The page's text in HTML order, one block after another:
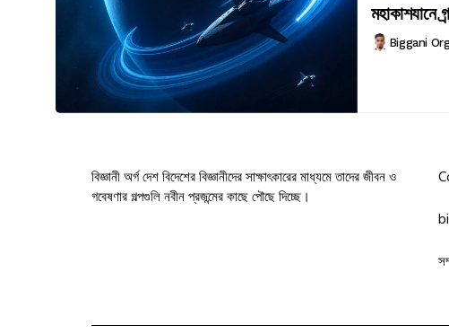
মহাকাশযানে
Biggani
বিজ্ঞানী অর্গ দেশ বিদেশের বিজ্ঞানীদের সাক্ষাৎকারের মাধ্যমে তাদের জীবন ও
গবেষণার গল্পগুলি নবীন প্রজন্মের কাছে পৌছে দিচ্ছে।